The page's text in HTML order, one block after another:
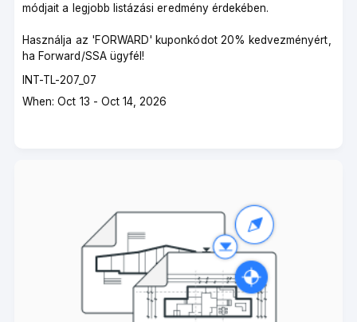
módjait a legjobb listázási eredmény érdekében.
Használja az 'FORWARD' kuponkódot 20% kedvezményért,
ha Forward/SSA ügyfél!
Course
code
INT-TL-207_07
Course
When: Oct 13 - Oct 14, 2026